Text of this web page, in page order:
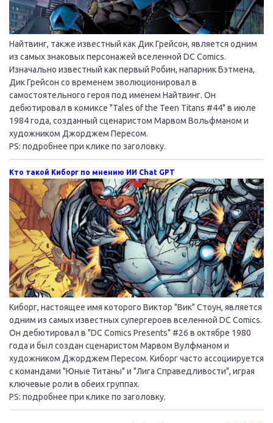
Найтвинг, также известный как Дик Грейсон, является одним
из самых знаковых персонажей вселенной DC Comics.
Изначально известный как первый Робин, напарник Бэтмена,
Дик Грейсон со временем эволюционировал в
самостоятельного героя под именем Найтвинг. Он
дебютировал в комиксе "Tales of the Teen Titans #44" в июле
1984 года, созданный сценаристом Марвом Вольфманом и
художником Джорджем Пересом.
PS: подробнее при клике по заголовку.
Кто такой Киборг по мнению ИИ Chat GPT
Киборг, настоящее имя которого Виктор "Вик" Стоун, является
одним из самых известных супергероев вселенной DC Comics.
Он дебютировал в "DC Comics Presents" #26 в октябре 1980
года и был создан сценаристом Марвом Вулфманом и
художником Джорджем Пересом. Киборг часто ассоциируется
с командами "Юные Титаны" и "Лига Справедливости", играя
ключевые роли в обеих группах.
PS: подробнее при клике по заголовку.